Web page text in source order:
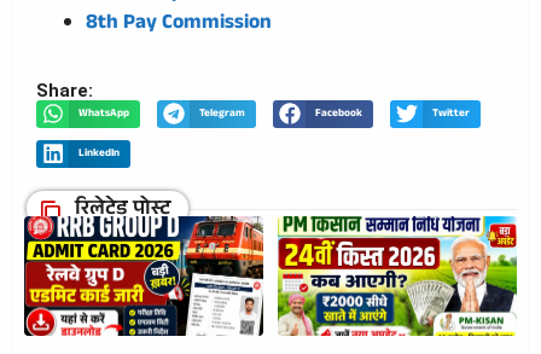
8th Pay Commission
Share:
WhatsApp Telegram Facebook Twitter
LinkedIn
रिलेटेड पोस्ट